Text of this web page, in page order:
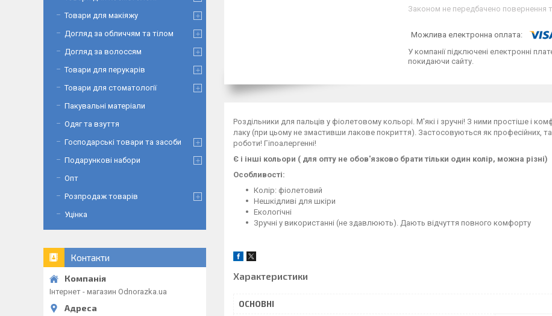
Законом не передбачено повернення
У компанії підключені електронні
покидаючи сайту.
Роздільники для пальців у фіолетовому кольорі. М'які і зручні! З ними простіше і
лаку (при цьому не змастивши лакове покриття). Застосовуються як професійних,
роботи! Гіпоалергенні!
Є і інші кольори ( для опту не обов'язково брати тільки один колір, можна різні)
Особливості:
Колір: фіолетовий
Нешкідливі для шкіри
Екологічні
Зручні у використанні (не здавлюють). Дають відчуття повного комфорту
Характеристики
ОСНОВНІ
Товари для макіяжу
Догляд за обличчям та тілом
Догляд за волоссям
Товари для перукарів
Товари для стоматології
Пакувальні матеріали
Одяг та взуття
Господарські товари та засоби
Подарункові набори
Опт
Розпродаж товарів
Уцінка
Контакти
Інтернет - магазин Odnorazka.ua